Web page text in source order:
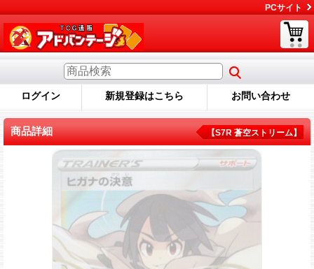
PCサイト
ログイン 新規登録はこちら お問い合わせ
商品詳細 【S7R 蒼空ストリーム】